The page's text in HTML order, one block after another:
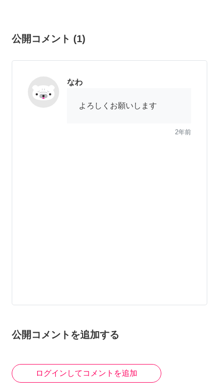
公開コメント (1)
なわ
よろしくお願いします
2年前
公開コメントを追加する
ログインしてコメントを追加